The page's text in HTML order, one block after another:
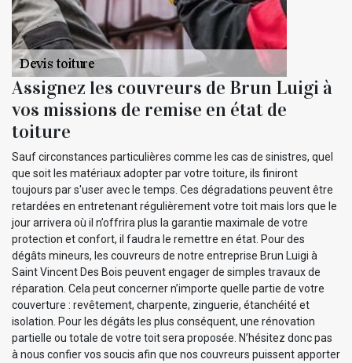
Assignez les couvreurs de Brun Luigi à
vos missions de remise en état de
toiture
Sauf circonstances particulières comme les cas de sinistres, quel
que soit les matériaux adopter par votre toiture, ils finiront
toujours par s'user avec le temps. Ces dégradations peuvent être
retardées en entretenant régulièrement votre toit mais lors que le
jour arrivera où il n’offrira plus la garantie maximale de votre
protection et confort, il faudra le remettre en état. Pour des
dégâts mineurs, les couvreurs de notre entreprise Brun Luigi à
Saint Vincent Des Bois peuvent engager de simples travaux de
réparation. Cela peut concerner n’importe quelle partie de votre
couverture : revêtement, charpente, zinguerie, étanchéité et
isolation. Pour les dégâts les plus conséquent, une rénovation
partielle ou totale de votre toit sera proposée. N’hésitez donc pas
à nous confier vos soucis afin que nos couvreurs puissent apporter